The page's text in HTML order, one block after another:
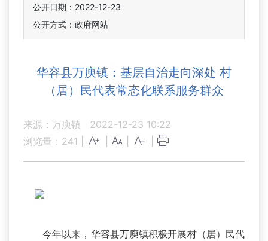
公开日期：2022-12-23
公开方式：政府网站
华容县万庾镇：基层自治走向深处 村
（居）民代表常态化联系服务群众
来源：万庾镇
2022-12-23 10:22
浏览量： 241
今年以来，华容县万庾镇积极开展村（居）民代